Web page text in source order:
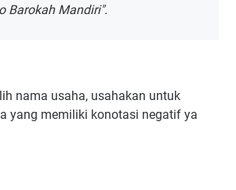
Yang Bagus Menurut Islam Dengan
Barokah Mandiri".
nama usaha, usahakan untuk
yang memiliki konotasi negatif ya